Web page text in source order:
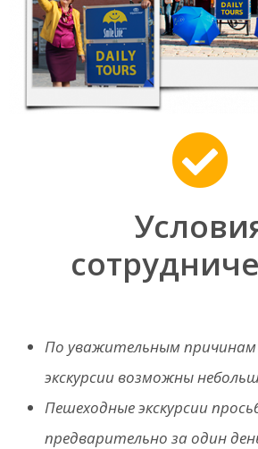
По уважительным
экскурсии возможны
Пешеходные экскурсии
предварительно за один